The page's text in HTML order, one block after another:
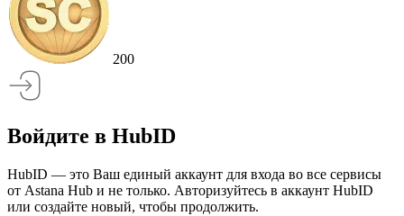
200
Войдите в HubID
HubID — это Ваш единый аккаунт для входа во все сервисы
от Astana Hub и не только. Авторизуйтесь в аккаунт HubID
или создайте новый, чтобы продолжить.